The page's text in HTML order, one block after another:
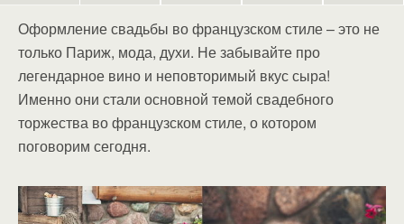
Оформление свадьбы во французском стиле – это не
только Париж, мода, духи. Не забывайте про
легендарное вино и неповторимый вкус сыра!
Именно они стали основной темой свадебного
торжества во французском стиле, о котором
поговорим сегодня.